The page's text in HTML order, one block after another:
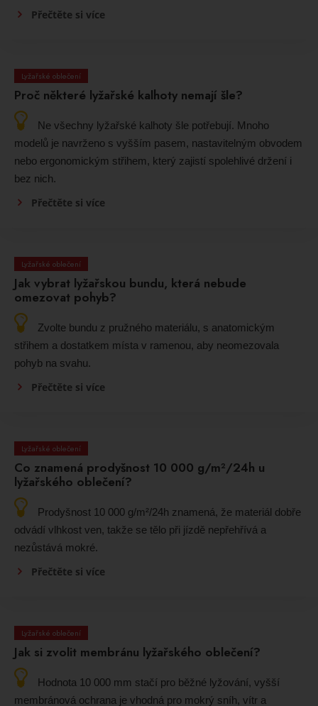
Přečtěte si více
Lyžařské oblečení
Proč některé lyžařské kalhoty nemají šle?
Ne všechny lyžařské kalhoty šle potřebují. Mnoho
modelů je navrženo s vyšším pasem, nastavitelným obvodem
nebo ergonomickým střihem, který zajistí spolehlivé držení i
bez nich.
Přečtěte si více
Lyžařské oblečení
Jak vybrat lyžařskou bundu, která nebude
omezovat pohyb?
Zvolte bundu z pružného materiálu, s anatomickým
střihem a dostatkem místa v ramenou, aby neomezovala
pohyb na svahu.
Přečtěte si více
Lyžařské oblečení
Co znamená prodyšnost 10 000 g/m²/24h u
lyžařského oblečení?
Prodyšnost 10 000 g/m²/24h znamená, že materiál dobře
odvádí vlhkost ven, takže se tělo při jízdě nepřehřívá a
nezůstává mokré.
Přečtěte si více
Lyžařské oblečení
Jak si zvolit membránu lyžařského oblečení?
Hodnota 10 000 mm stačí pro běžné lyžování, vyšší
membránová ochrana je vhodná pro mokrý sníh, vítr a